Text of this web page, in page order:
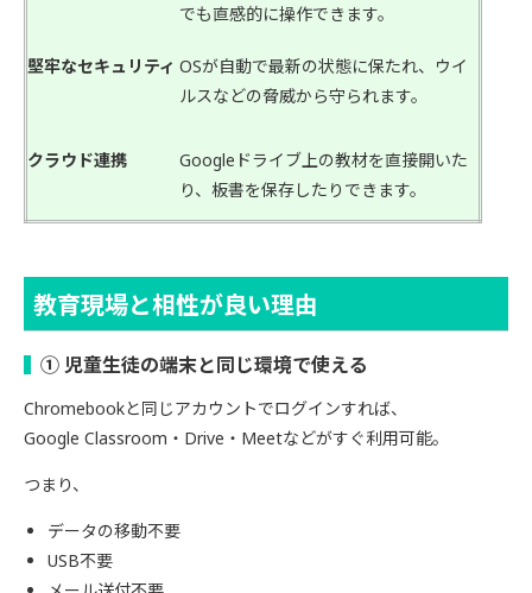
でも直感的に操作できます。
堅牢なセキュリティ OSが自動で最新の状態に保たれ、ウイ
ルスなどの脅威から守られます。
クラウド連携
Googleドライブ上の教材を直接開いた
り、板書を保存したりできます。
教育現場と相性が良い理由
① 児童生徒の端末と同じ環境で使える
Chromebookと同じアカウントでログインすれば、
Google Classroom・Drive・Meetなどがすぐ利用可能。
つまり、
データの移動不要
USB不要